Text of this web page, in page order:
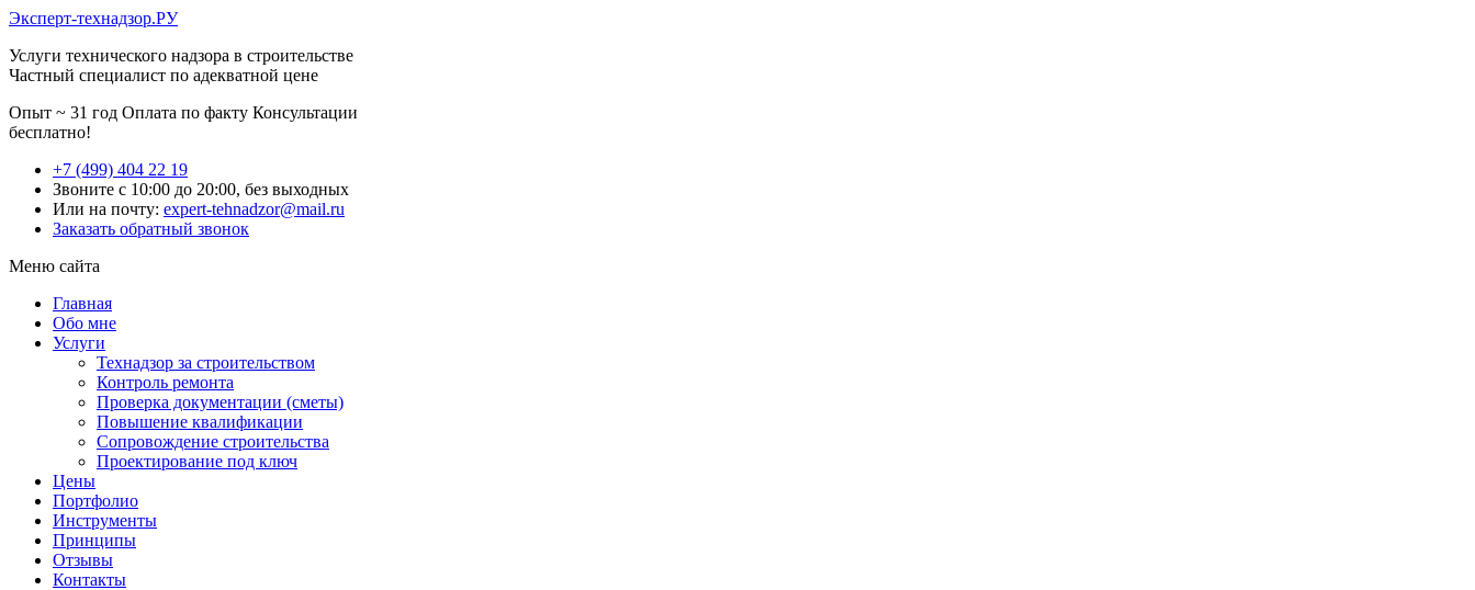
Эксперт-технадзор.РУ
Услуги технического надзора в строительстве
Частный специалист по адекватной цене
Опыт ~ 31 год Оплата по факту Консультации
бесплатно!
+7 (499) 404 22 19
Звоните с 10:00 до 20:00, без выходных
Или на почту: expert-tehnadzor@mail.ru
Заказать обратный звонок
Меню сайта
Главная
Обо мне
Услуги
Технадзор за строительством
Контроль ремонта
Проверка документации (сметы)
Повышение квалификации
Сопровождение строительства
Проектирование под ключ
Цены
Портфолио
Инструменты
Принципы
Отзывы
Контакты